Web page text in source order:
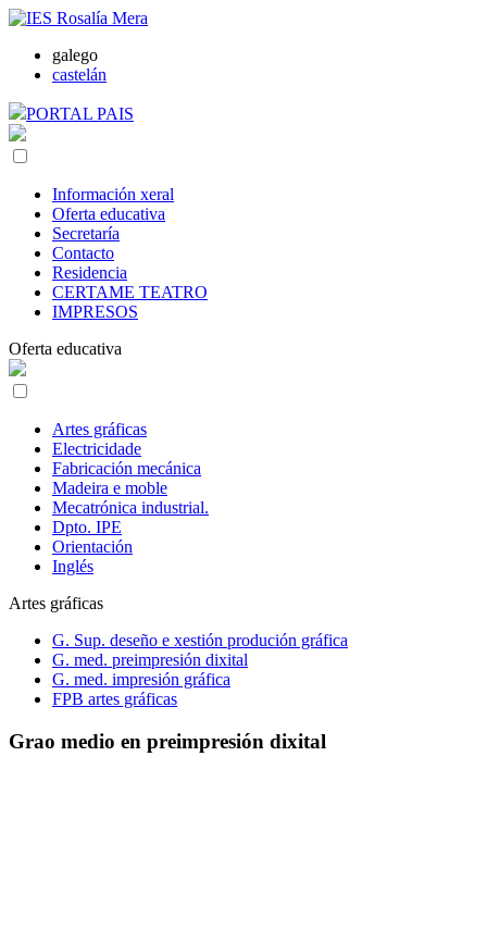
galego
castelán
PORTAL PAIS
Información xeral
Oferta educativa
Secretaría
Contacto
Residencia
CERTAME TEATRO
IMPRESOS
Oferta educativa
Artes gráficas
Electricidade
Fabricación mecánica
Madeira e moble
Mecatrónica industrial.
Dpto. IPE
Orientación
Inglés
Artes gráficas
G. Sup. deseño e xestión produción gráfica
G. med. preimpresión dixital
G. med. impresión gráfica
FPB artes gráficas
Grao medio en preimpresión dixital